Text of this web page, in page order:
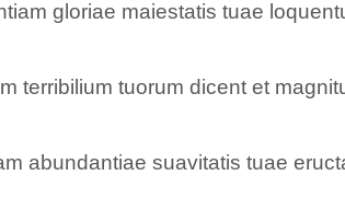
gloriae maiestatis tuae
terribilium tuorum dicent et
abundantiae suavitatis tuae